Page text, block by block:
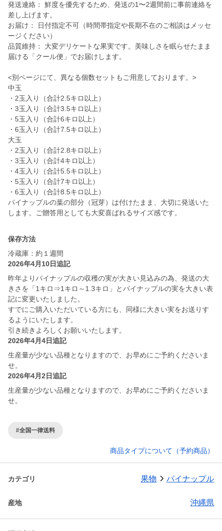
発送連絡： 鮮度を優先するため、発送の1〜2週間前に事前連絡を
差し上げます。
お届け： 日付指定不可（時間帯指定や長期不在のご相談はメッセ
ージください）
品質維持： 大変デリケートな果実です。美味しさを眠らせたまま
届ける「クール便」でお届けします。
<別ページにて、異なる個数セットもご用意しております。>
中玉
・2玉入り（合計2.5キロ以上）
・3玉入り（合計3.5キロ以上）
・5玉入り（合計6キロ以上）
・6玉入り（合計7.5キロ以上）
大玉
・2玉入り（合計2.8キロ以上）
・3玉入り（合計4キロ以上）
・4玉入り（合計5.5キロ以上）
・5玉入り（合計7キロ以上）
・6玉入り（合計8.5キロ以上）
パイナップルの葉の部分（冠芽）は付けたまま、大切に発送いた
保存方法
冷蔵庫：約１週間
2026年4月10日追記
昨年よりパイナップルの収穫の実が大きい見込みの為、発送の大
きさを「1キロ⇒1キロ～1.3キロ」とパイナップルの実を大きい表
記に変更いたしました。
すでにご購入いただいている方にも、同様に大きい実をお送りす
るようにいたします。
引き続きよろしくお願いいたします。
2026年4月4日追記
生産量が少ない品種となりますので、お早めにご予約くださいま
せ。
2026年4月2日追記
生産量が少ない品種となりますので、お早めにご予約くださいま
せ。
#全国一律送料
商品タイプについて（予約商品）
カテゴリ 果物 パイナップル
産地 沖縄県